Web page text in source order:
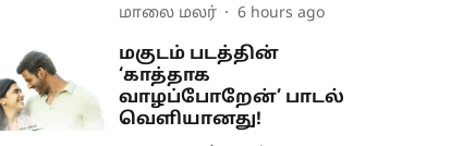
மாலை மலர் 6 hours ago
மகுடம் படத்தின்
‘காத்தாக
வாழப்போறேன்’ பாடல்
வெளியானது!